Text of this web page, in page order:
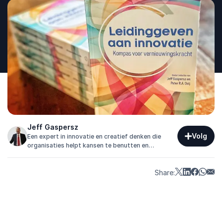
Jeff Gaspersz
Een expert in innovatie en creatief denken die
organisaties helpt kansen te benutten en
Volg
Share: